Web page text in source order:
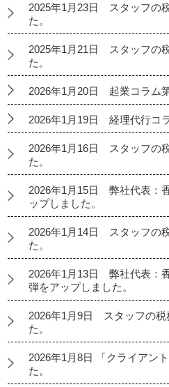
2025年1月23日 スタッフの
た。
2025年1月21日 スタッフの
た。
2026年1月20日 起業コラム
2026年1月19日 経理代行コ
2026年1月16日 スタッフの
た。
2026年1月15日 弊社代表：
ップしました。
2026年1月14日 スタッフの
た。
2026年1月13日 弊社代表：
弾をアップしました。
2026年1月9日 スタッフの税
た。
2026年1月8日 「クライアン
た。